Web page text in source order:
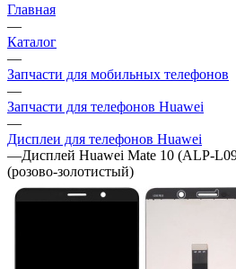
Главная
—
Каталог
—
Запчасти для мобильных телефонов
—
Запчасти для телефонов Huawei
—
Дисплеи для телефонов Huawei
—Дисплей Huawei Mate 10 (ALP-
(розово-золотистый)